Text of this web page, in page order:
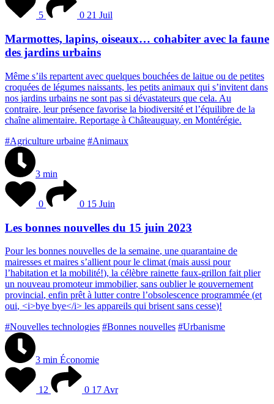
5 0 21 Juil
Marmottes, lapins, oiseaux… cohabiter avec la faune
des jardins urbains
Même s’ils repartent avec quelques bouchées de laitue ou de petites
croquées de légumes naissants, les petits animaux qui s’invitent dans
nos jardins urbains ne sont pas si dévastateurs que cela. Au
contraire, leur présence favorise la biodiversité et l’équilibre de la
chaîne alimentaire. Reportage à Châteauguay, en Montérégie.
#Agriculture urbaine #Animaux
3 min
0 0 15 Juin
Les bonnes nouvelles du 15 juin 2023
Pour les bonnes nouvelles de la semaine, une quarantaine de
mairesses et maires s’allient pour le climat (mais aussi pour
l’habitation et la mobilité!), la célèbre rainette faux-grillon fait plier
un nouveau promoteur immobilier, sans oublier le gouvernement
provincial, enfin prêt à lutter contre l’obsolescence programmée (et
oui, <i>bye bye</i> les appareils qui brisent sans cesse)!
#Nouvelles technologies #Bonnes nouvelles #Urbanisme
3 min Économie
12 0 17 Avr